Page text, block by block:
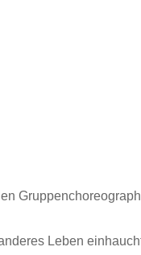
Leben